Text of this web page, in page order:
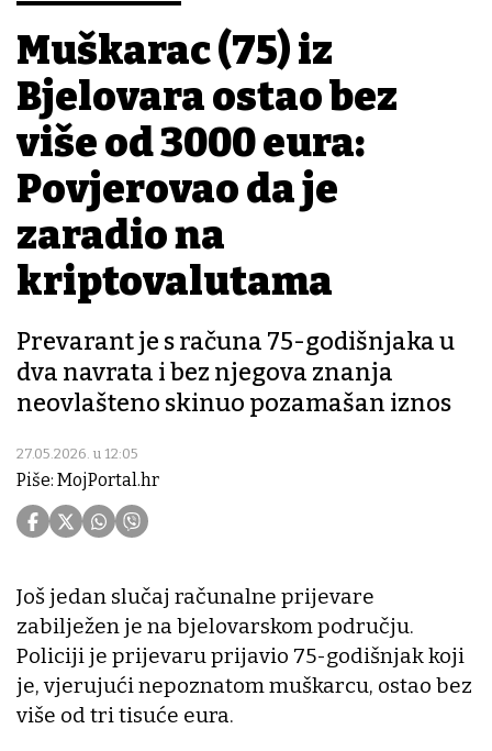
Muškarac (75) iz
Bjelovara ostao bez
više od 3000 eura:
Povjerovao da je
zaradio na
kriptovalutama
Prevarant je s računa 75-godišnjaka u
dva navrata i bez njegova znanja
neovlašteno skinuo pozamašan iznos
27.05.2026. u 12:05
Piše: MojPortal.hr
Još jedan slučaj računalne prijevare
zabilježen je na bjelovarskom području.
Policiji je prijevaru prijavio 75-godišnjak koji
je, vjerujući nepoznatom muškarcu, ostao bez
više od tri tisuće eura.